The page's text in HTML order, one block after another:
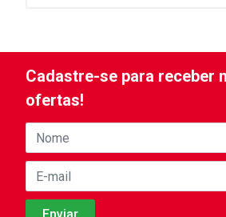
Cadastre-se para receber
ofertas!